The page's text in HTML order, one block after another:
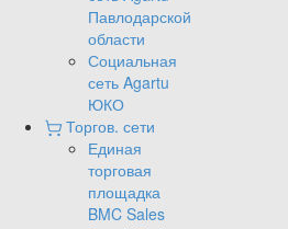
Павлодарской
области
Социальная
сеть Agartu
ЮКО
Торгов. сети
Единая
торговая
площадка
BMC Sales